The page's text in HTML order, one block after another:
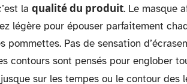
la qualité du produit. Le masque
légère pour épouser parfaitement
Pas de sensation
contours sont pensés pour englober
jusque sur les tempes ou le contour des